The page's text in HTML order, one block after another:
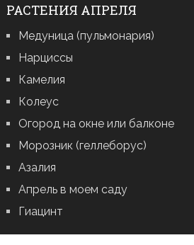
РАСТЕНИЯ АПРЕЛЯ
Медуница (пульмонария)
Нарциссы
Камелия
Колеус
Огород на окне или балконе
Морозник (геллеборус)
Азалия
Апрель в моем саду
Гиацинт